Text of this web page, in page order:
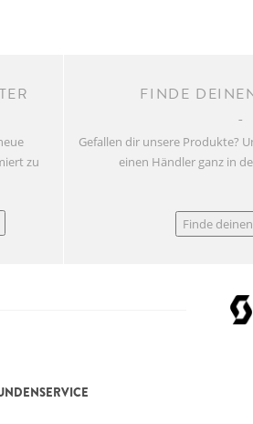
zu
FINDE
Gefallen dir unsere Produkte?
einen Händler ganz in
Finde